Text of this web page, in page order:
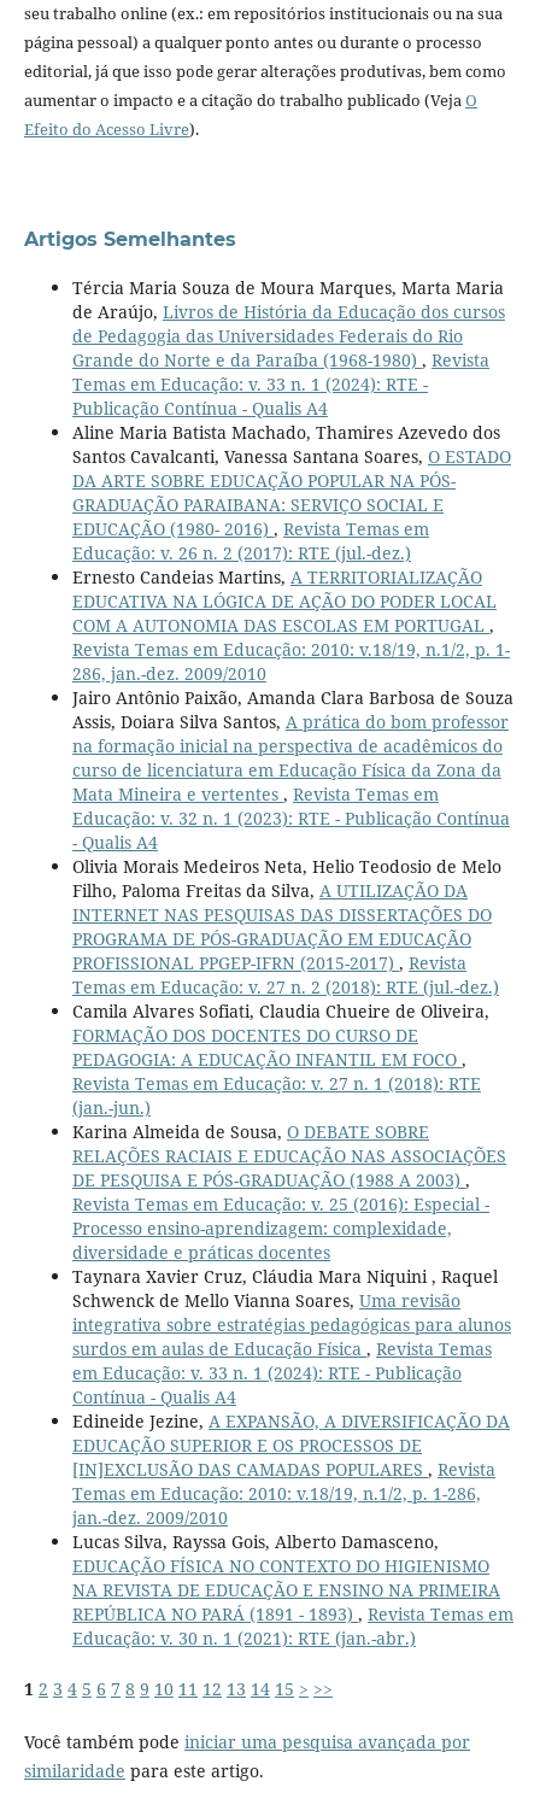
seu trabalho online (ex.: em repositórios institucionais ou na sua
página pessoal) a qualquer ponto antes ou durante o processo
editorial, já que isso pode gerar alterações produtivas, bem como
aumentar o impacto e a citação do trabalho publicado (VejaO
Efeito do Acesso Livre).
Artigos Semelhantes
Tércia Maria Souza de Moura Marques, Marta Maria
de Araújo, Livros de História da Educação dos cursos
de Pedagogia das Universidades Federais do Rio
Grande do Norte e da Paraíba (1968-1980) , Revista
Temas em Educação: v. 33 n. 1 (2024): RTE -
Publicação Contínua - Qualis A4
Aline Maria Batista Machado, Thamires Azevedo dos
Santos Cavalcanti, Vanessa Santana Soares, O ESTADO
DA ARTE SOBRE EDUCAÇÃO POPULAR NA PÓS-
GRADUAÇÃO PARAIBANA: SERVIÇO SOCIAL E
EDUCAÇÃO (1980- 2016) , Revista Temas em
Educação: v. 26 n. 2 (2017): RTE (jul.-dez.)
Ernesto Candeias Martins, A TERRITORIALIZAÇÃO
EDUCATIVA NA LÓGICA DE AÇÃO DO PODER LOCAL
COM A AUTONOMIA DAS ESCOLAS EM PORTUGAL ,
Revista Temas em Educação: 2010: v.18/19, n.1/2, p. 1-
286, jan.-dez. 2009/2010
Jairo Antônio Paixão, Amanda Clara Barbosa de Souza
Assis, Doiara Silva Santos, A prática do bom professor
na formação inicial na perspectiva de acadêmicos do
curso de licenciatura em Educação Física da Zona da
Mata Mineira e vertentes , Revista Temas em
Educação: v. 32 n. 1 (2023): RTE - Publicação Contínua
- Qualis A4
Olivia Morais Medeiros Neta, Helio Teodosio de Melo
Filho, Paloma Freitas da Silva, A UTILIZAÇÃO DA
INTERNET NAS PESQUISAS DAS DISSERTAÇÕES DO
PROGRAMA DE PÓS-GRADUAÇÃO EM EDUCAÇÃO
PROFISSIONAL PPGEP-IFRN (2015-2017) , Revista
Temas em Educação: v. 27 n. 2 (2018): RTE (jul.-dez.)
Camila Alvares Sofiati, Claudia Chueire de Oliveira,
FORMAÇÃO DOS DOCENTES DO CURSO DE
PEDAGOGIA: A EDUCAÇÃO INFANTIL EM FOCO ,
Revista Temas em Educação: v. 27 n. 1 (2018): RTE
(jan.-jun.)
Karina Almeida de Sousa, O DEBATE SOBRE
RELAÇÕES RACIAIS E EDUCAÇÃO NAS ASSOCIAÇÕES
DE PESQUISA E PÓS-GRADUAÇÃO (1988 A 2003) ,
Revista Temas em Educação: v. 25 (2016): Especial -
Processo ensino-aprendizagem: complexidade,
diversidade e práticas docentes
Taynara Xavier Cruz, Cláudia Mara Niquini , Raquel
Schwenck de Mello Vianna Soares, Uma revisão
integrativa sobre estratégias pedagógicas para alunos
surdos em aulas de Educação Física , Revista Temas
em Educação: v. 33 n. 1 (2024): RTE - Publicação
Contínua - Qualis A4
Edineide Jezine, A EXPANSÃO, A DIVERSIFICAÇÃO DA
EDUCAÇÃO SUPERIOR E OS PROCESSOS DE
[IN]EXCLUSÃO DAS CAMADAS POPULARES , Revista
Temas em Educação: 2010: v.18/19, n.1/2, p. 1-286,
jan.-dez. 2009/2010
Lucas Silva, Rayssa Gois, Alberto Damasceno,
EDUCAÇÃO FÍSICA NO CONTEXTO DO HIGIENISMO
NA REVISTA DE EDUCAÇÃO E ENSINO NA PRIMEIRA
REPÚBLICA NO PARÁ (1891 - 1893) , Revista Temas em
Educação: v. 30 n. 1 (2021): RTE (jan.-abr.)
1 2 3 4 5 6 7 8 9 10 11 12 13 14 15 > >>
Você também pode iniciar uma pesquisa avançada por
similaridade para este artigo.